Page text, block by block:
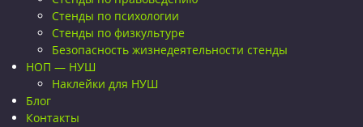
Стенды по психологии
Стенды по физкультуре
Безопасность жизнедеятельности стенды
НОП — НУШ
Наклейки для НУШ
Блог
Контакты